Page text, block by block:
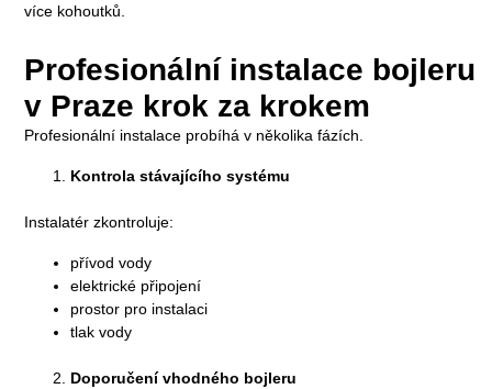
více kohoutků.
Profesionální instalace bojleru
v Praze krok za krokem
Profesionální instalace probíhá v několika fázích.
Kontrola stávajícího systému
Instalatér zkontroluje:
přívod vody
elektrické připojení
prostor pro instalaci
tlak vody
Doporučení vhodného bojleru